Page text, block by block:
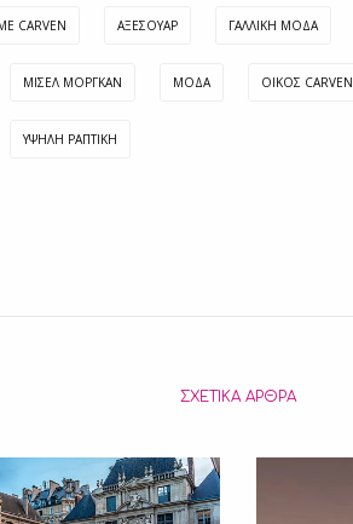
CARVEN ΑΞΕΣΟΥΑΡ ΓΑΛΛΙΚΉ ΜΌΔΑ
ΜΙΣΈΛ ΜΟΡΓΚΆΝ ΜΟΔΑ ΟΊΚΟΣ CARVEN
ΥΨΗΛΗ ΡΑΠΤΙΚΗ
ΣΧΕΤΙΚΆ ΆΡΘΡΑ